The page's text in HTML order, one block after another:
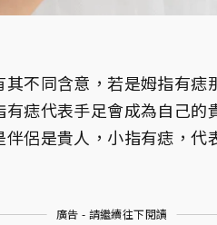
不同含意，若是姆指有痣
痣代表手足會成為自己的
侶是貴人，小指有痣，代
廣告 - 請繼續往下閱讀